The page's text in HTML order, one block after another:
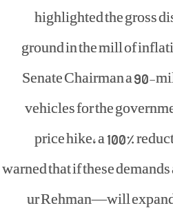
highlighted the gross
ground in the mill of
Senate Chairman a 90-
vehicles for the
price hike, a 100%
warned that if these
ur Rehman—will